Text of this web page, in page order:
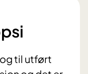
til utført